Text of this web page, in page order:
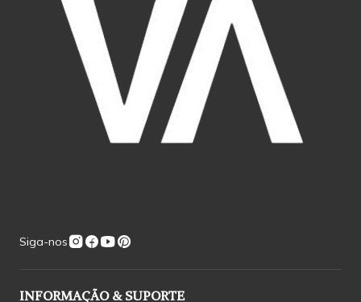
Siga-nos
INFORMAÇÃO & SUPORTE